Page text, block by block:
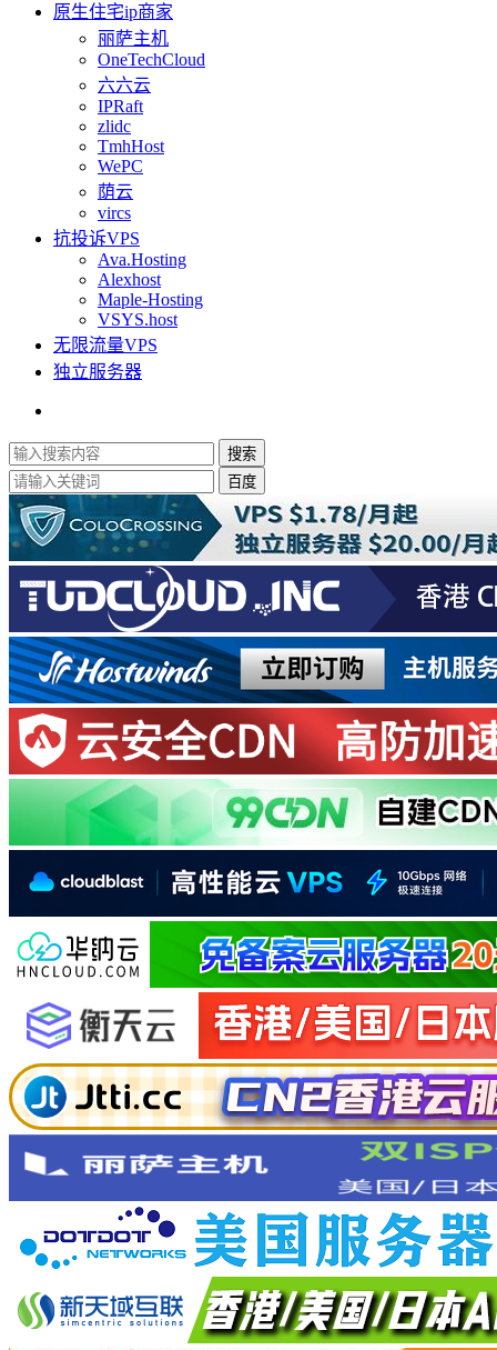
原生住宅ip商家
丽萨主机
OneTechCloud
六六云
IPRaft
zlidc
TmhHost
WePC
荫云
vircs
抗投诉VPS
Ava.Hosting
Alexhost
Maple-Hosting
VSYS.host
无限流量VPS
独立服务器